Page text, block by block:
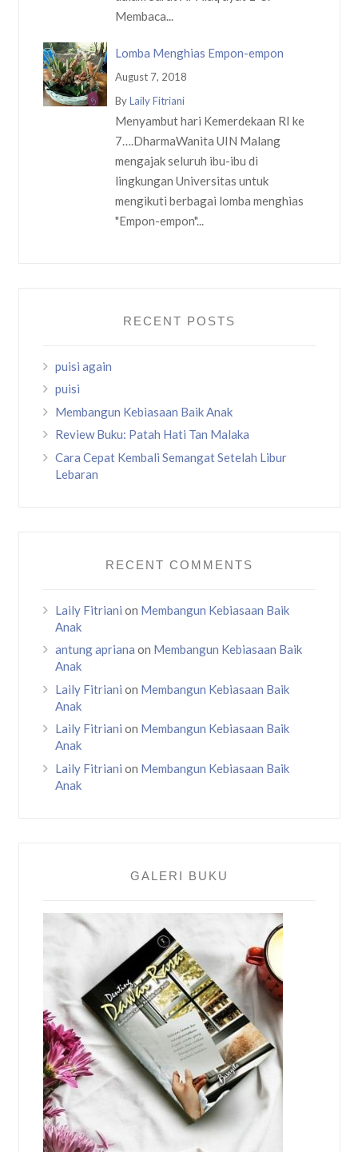
Membaca...
Lomba Menghias Empon-empon
August 7, 2018
ByLaily Fitriani
Menyambut hari Kemerdekaan RI ke
7….DharmaWanita UIN Malang
mengajak seluruh ibu-ibu di
lingkungan Universitas untuk
mengikuti berbagai lomba menghias
"Empon-empon"...
RECENT POSTS
puisi again
puisi
Membangun Kebiasaan Baik Anak
Review Buku: Patah Hati Tan Malaka
Cara Cepat Kembali Semangat Setelah Libur
Lebaran
RECENT COMMENTS
Laily Fitriani on Membangun Kebiasaan Baik
Anak
antung apriana on Membangun Kebiasaan Baik
Anak
Laily Fitriani on Membangun Kebiasaan Baik
Anak
Laily Fitriani on Membangun Kebiasaan Baik
Anak
Laily Fitriani on Membangun Kebiasaan Baik
Anak
GALERI BUKU